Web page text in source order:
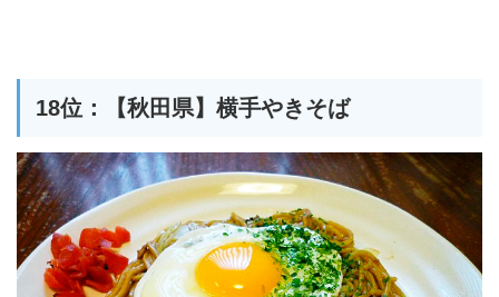
18位：【秋田県】横手やきそば